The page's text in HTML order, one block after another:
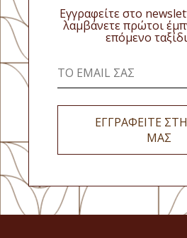
Εγγραφείτε στο
λαμβάνετε πρώτοι
επόμενο
ΕΓΓΡΑΦΕΙΤΕ
ΜΑΣ